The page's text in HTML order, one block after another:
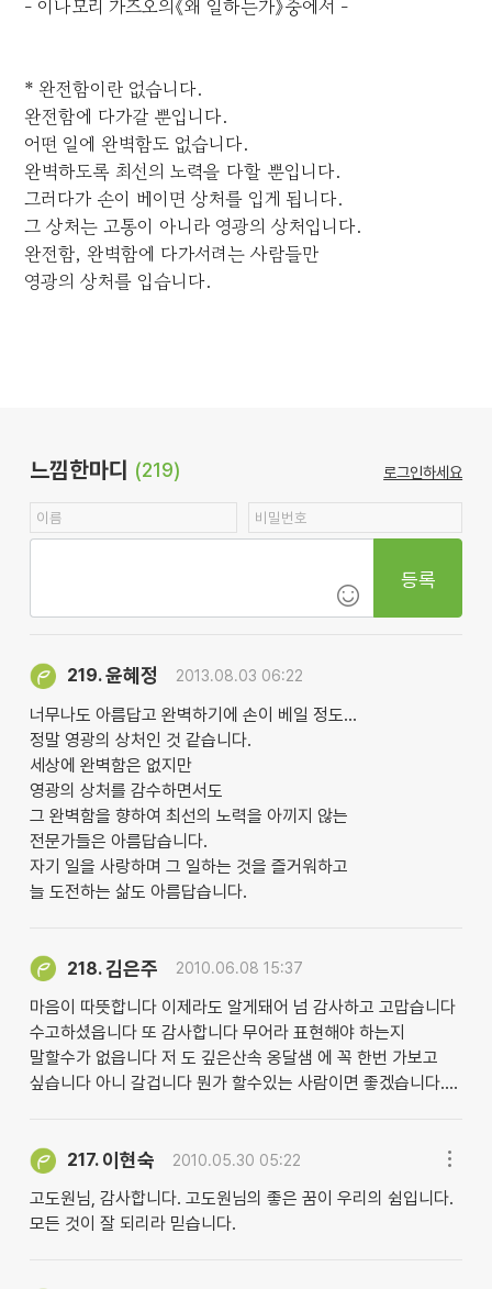
- 이나모리 가즈오의《왜 일하는가》중에서 -
* 완전함이란 없습니다.
완전함에 다가갈 뿐입니다.
어떤 일에 완벽함도 없습니다.
완벽하도록 최선의 노력을 다할 뿐입니다.
그러다가 손이 베이면 상처를 입게 됩니다.
그 상처는 고통이 아니라 영광의 상처입니다.
완전함, 완벽함에 다가서려는 사람들만
영광의 상처를 입습니다.
느낌한마디 (219) 로그인하세요
등록
219.윤혜정 2013.08.03 06:22
너무나도 아름답고 완벽하기에 손이 베일 정도...
정말 영광의 상처인 것 같습니다.
세상에 완벽함은 없지만
영광의 상처를 감수하면서도
그 완벽함을 향하여 최선의 노력을 아끼지 않는
전문가들은 아름답습니다.
자기 일을 사랑하며 그 일하는 것을 즐거워하고
늘 도전하는 삶도 아름답습니다.
218.김은주 2010.06.08 15:37
마음이 따뜻합니다 이제라도 알게돼어 넘 감사하고 고맙습니다
수고하셨읍니다 또 감사합니다 무어라 표현해야 하는지
말할수가 없읍니다 저 도 깊은산속 옹달샘 에 꼭 한번 가보고
싶습니다 아니 갈겁니다 뭔가 할수있는 사람이면 좋겠습니다....
217. 이현숙 2010.05.30 05:22
고도원님, 감사합니다. 고도원님의 좋은 꿈이 우리의 쉼입니다.
모든 것이 잘 되리라 믿습니다.